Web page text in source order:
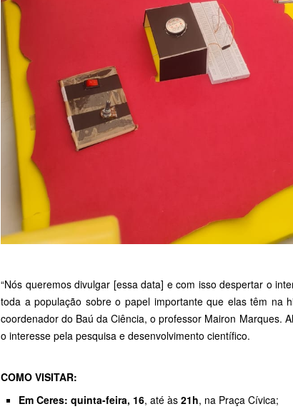
“Nós queremos divulgar [essa data] e com isso despertar o
toda a população sobre o papel importante que elas têm na
coordenador do Baú da Ciência, o professor Mairon Marques.
o interesse pela pesquisa e desenvolvimento científico.
COMO VISITAR:
Em Ceres: quinta-feira, 16, até às 21h, na Praça Cívica;